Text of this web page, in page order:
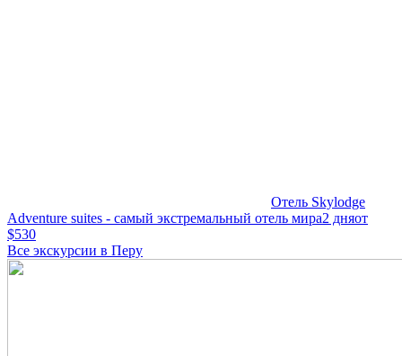
Отель Skylodge
Adventure suites - самый экстремальный отель мира2 дняот
$530
Все экскурсии в Перу